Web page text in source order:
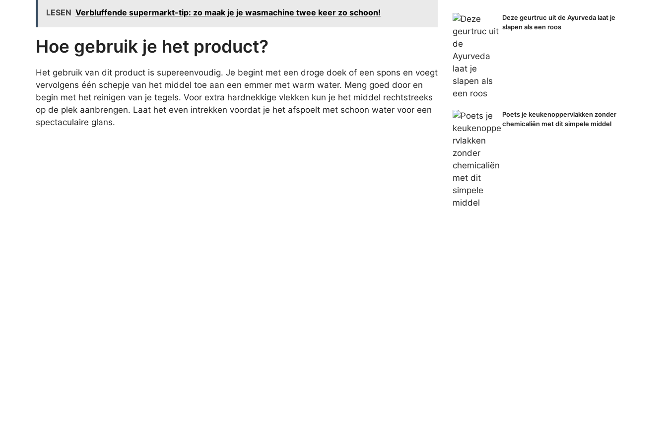
LESEN Verbluffende supermarkt-tip: zo maak je je wasmachine twee keer zo schoon!
Hoe gebruik je het product?
Het gebruik van dit product is supereenvoudig. Je begint met een droge doek of een spons en voegt
vervolgens één schepje van het middel toe aan een emmer met warm water. Meng goed door en
begin met het reinigen van je tegels. Voor extra hardnekkige vlekken kun je het middel rechtstreeks
op de plek aanbrengen. Laat het even intrekken voordat je het afspoelt met schoon water voor een
spectaculaire glans.
Deze geurtruc uit de Ayurveda laat je
slapen als een roos
Poets je keukenoppervlakken zonder
chemicaliën met dit simpele middel